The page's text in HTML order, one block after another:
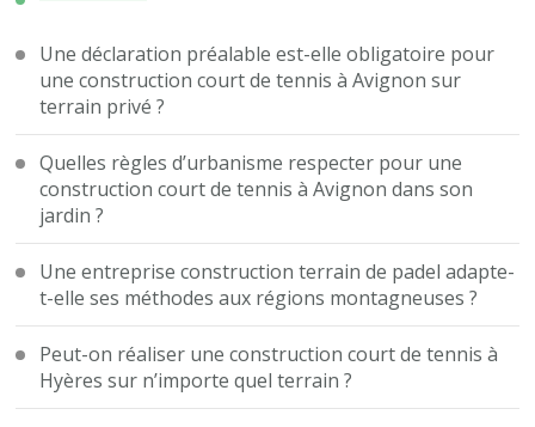
Une déclaration préalable est-elle obligatoire pour
une construction court de tennis à Avignon sur
terrain privé ?
Quelles règles d’urbanisme respecter pour une
construction court de tennis à Avignon dans son
jardin ?
Une entreprise construction terrain de padel adapte-
t-elle ses méthodes aux régions montagneuses ?
Peut-on réaliser une construction court de tennis à
Hyères sur n’importe quel terrain ?